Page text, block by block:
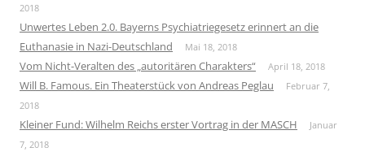
2018
Unwertes Leben 2.0. Bayerns Psychiatriegesetz erinnert an die
Euthanasie in Nazi-Deutschland
Mai 18, 2018
Vom Nicht-Veralten des „autoritären Charakters“ April 18, 2018
Will B. Famous. Ein Theaterstück von Andreas Peglau
Februar 7,
2018
Kleiner Fund: Wilhelm Reichs erster Vortrag in der MASCH
Januar
7, 2018